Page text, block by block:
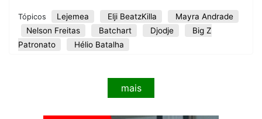
Tópicos Lejemea Elji BeatzKilla
Mayra Andrade
Nelson Freitas
Batchart Djodje
Big Z
Patronato
Hélio Batalha
mais